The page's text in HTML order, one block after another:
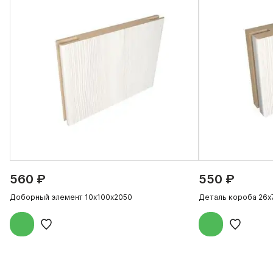
560 ₽
Доборный элемент 10х100х2050
550 ₽
Деталь короба